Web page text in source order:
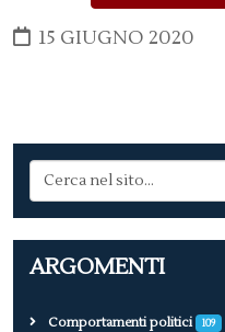
15 GIUGNO 2020
ARGOMENTI
Comportamenti politici 109